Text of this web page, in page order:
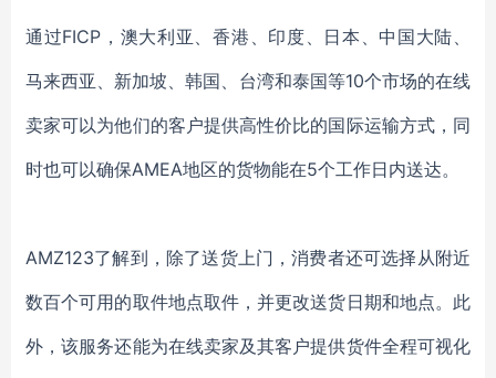
通过FICP，澳大利亚、香港、印度、日本、中国大陆、
马来西亚、新加坡、韩国、台湾和泰国等10个市场的在线
卖家可以为他们的客户提供高性价比的国际运输方式，同
时也可以确保AMEA地区的货物能在5个工作日内送达。
AMZ123了解到，除了送货上门，消费者还可选择从附近
数百个可用的取件地点取件，并更改送货日期和地点。此
外，该服务还能为在线卖家及其客户提供货件全程可视化